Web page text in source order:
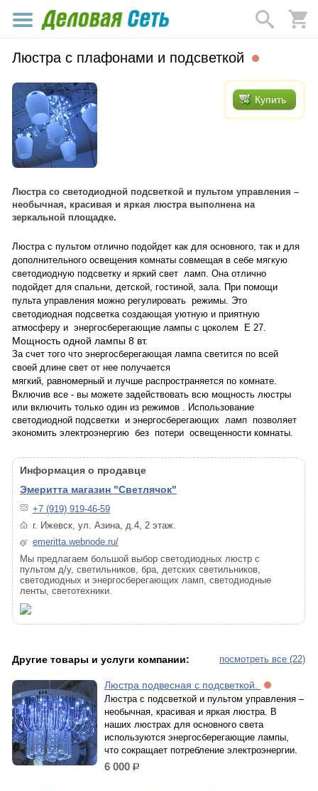
Люстра с плафонами и подсветкой
Купить
Люстра со светодиодной подсветкой и пультом управления –
необычная, красивая и яркая люстра выполнена на
зеркальной площадке.
Люстра с пультом отлично подойдет как для основного, так и для
дополнительного освещения комнаты совмещая в себе мягкую
светодиодную подсветку и яркий свет ламп. Она отлично
подойдет для спальни, детской, гостиной, зала. При помощи
пульта управления можно регулировать режимы. Это
светодиодная подсветка создающая уютную и приятную
атмосферу и энергосберегающие лампы с цоколем Е 27.
Мощность одной лампы 8 вт.
За счет того что энергосберегающая лампа светится по всей
своей длине свет от нее получается
мягкий, равномерный и лучше распространяется по комнате.
Включив все - вы можете задействовать всю мощность люстры
или включить только один из режимов . Использование
светодиодной подсветки и энергосберегающих ламп позволяет
экономить электроэнергию без потери освещенности комнаты.
Информация о продавце
Эмеритта магазин "Светлячок"
+7 (919) 919-46-59
г. Ижевск, ул. Азина, д.4, 2 этаж.
emeritta.webnode.ru/
Мы предлагаем большой выбор светодиодных люстр с
пультом д/у, светильников, бра, детских светильников,
светодиодных и энергосберегающих ламп, светодиодные
ленты, светотехники.
посмотреть все (22)
Другие товары и услуги компании:
Люстра подвесная с подсветкой.
Люстра с подсветкой и пультом управления –
необычная, красивая и яркая люстра. В
наших люстрах для основного света
используются энергосберегающие лампы,
что сокращает потребление электроэнергии.
6 000 р.